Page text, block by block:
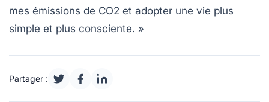
mes émissions de CO2 et adopter une vie plus
simple et plus consciente. »
Partager :